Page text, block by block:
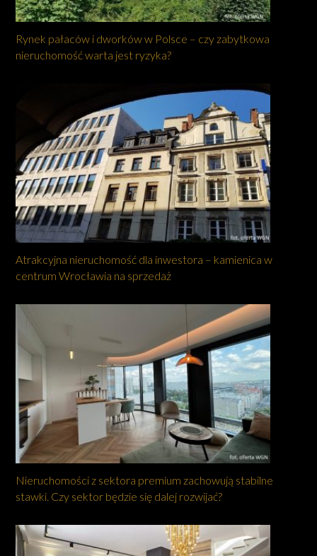
Rynek pałaców i dworków w Polsce – czy zabytkowa
nieruchomość warta jest ryzyka?
Atrakcyjna nieruchomość dla inwestora – kamienica w
centrum Wrocławia na sprzedaż
Nieruchomości z sektora premium zachowują stabilne
stawki. Czy sektor będzie się dalej rozwijać?